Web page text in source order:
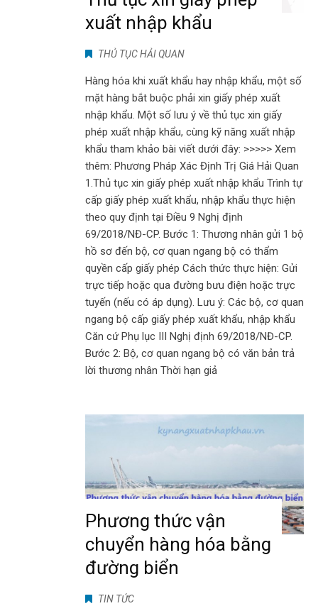
xuất nhập khẩu
THỦ TỤC HẢI QUAN
Hàng hóa khi xuất khẩu hay nhập khẩu, một số
mặt hàng bắt buộc phải xin giấy phép xuất
nhập khẩu. Một số lưu ý về thủ tục xin giấy
phép xuất nhập khẩu, cùng kỹ năng xuất nhập
khẩu tham khảo bài viết dưới đây: >>>>> Xem
thêm: Phương Pháp Xác Định Trị Giá Hải Quan
1.Thủ tục xin giấy phép xuất nhập khẩu Trình tự
cấp giấy phép xuất khẩu, nhập khẩu thực hiện
theo quy định tại Điều 9 Nghị định
69/2018/NĐ-CP. Bước 1: Thương nhân gửi 1 bộ
hồ sơ đến bộ, cơ quan ngang bộ có thẩm
quyền cấp giấy phép Cách thức thực hiện: Gửi
trực tiếp hoặc qua đường bưu điện hoặc trực
tuyến (nếu có áp dụng). Lưu ý: Các bộ, cơ quan
ngang bộ cấp giấy phép xuất khẩu, nhập khẩu
Căn cứ Phụ lục III Nghị định 69/2018/NĐ-CP.
Bước 2: Bộ, cơ quan ngang bộ có văn bản trả
lời thương nhân Thời hạn giả
Phương thức vận
chuyển hàng hóa bằng
đường biển
TIN TỨC